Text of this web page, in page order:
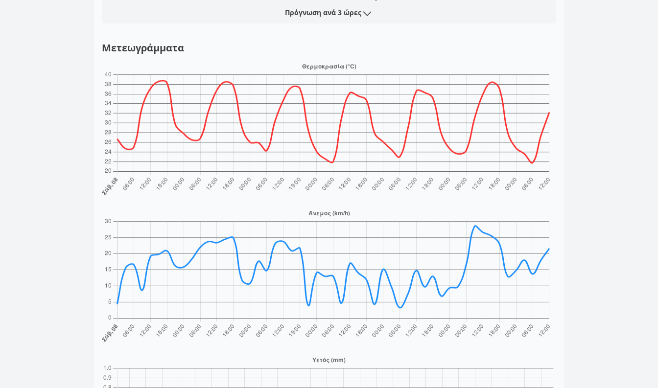
Πρόγνωση ανά 3 ώρες
Μετεωγράμματα